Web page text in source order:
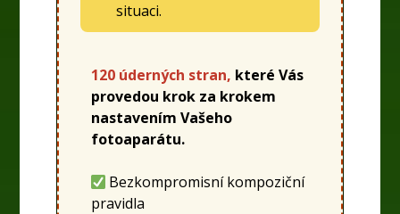
situaci.
120 úderných stran, které Vás
provedou krok za krokem
nastavením Vašeho
fotoaparátu.
Bezkompromisní kompoziční
pravidla